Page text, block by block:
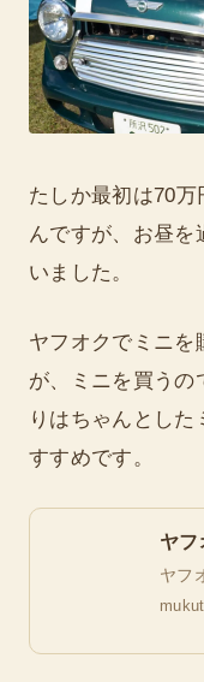
たしか最初は70
んですが、お昼を
いました。
ヤフオクでミニを
が、ミニを買うの
りはちゃんとし
すすめです。
ヤフ
ヤフ